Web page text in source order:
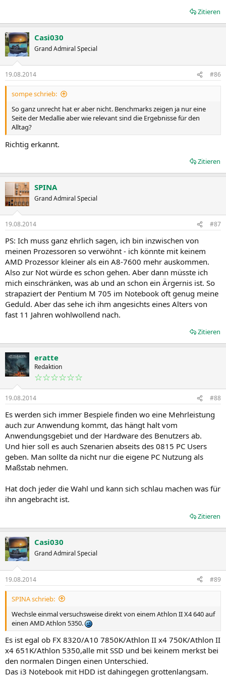
Zitieren
Casi030
Grand Admiral Special
19.08.2014 #86
sompe schrieb:
So ganz unrecht hat er aber nicht. Benchmarks zeigen ja nur eine
Seite der Medallie aber wie relevant sind die Ergebnisse für den
Alltag?
Richtig erkannt.
Zitieren
SPINA
Grand Admiral Special
19.08.2014 #87
PS: Ich muss ganz ehrlich sagen, ich bin inzwischen von
meinen Prozessoren so verwöhnt - ich könnte mit keinem
AMD Prozessor kleiner als ein A8-7600 mehr auskommen.
Also zur Not würde es schon gehen. Aber dann müsste ich
mich einschränken, was ab und an schon ein Ärgernis ist. So
strapaziert der Pentium M 705 im Notebook oft genug meine
Geduld. Aber das sehe ich ihm angesichts eines Alters von
fast 11 Jahren wohlwollend nach.
Zitieren
eratte
Redaktion
☆☆☆☆☆☆
19.08.2014 #88
Es werden sich immer Bespiele finden wo eine Mehrleistung
auch zur Anwendung kommt, das hängt halt vom
Anwendungsgebiet und der Hardware des Benutzers ab.
Und hier soll es auch Szenarien abseits des 0815 PC Users
geben. Man sollte da nicht nur die eigene PC Nutzung als
Maßstab nehmen.
Hat doch jeder die Wahl und kann sich schlau machen was für
ihn angebracht ist.
Zitieren
Casi030
Grand Admiral Special
19.08.2014 #89
SPINA schrieb:
Wechsle einmal versuchsweise direkt von einem Athlon II X4 640 auf
einen AMD Athlon 5350.
Es ist egal ob FX 8320/A10 7850K/Athlon II x4 750K/Athlon II
x4 651K/Athlon 5350,alle mit SSD und bei keinem merkst bei
den normalen Dingen einen Unterschied.
Das i3 Notebook mit HDD ist dahingegen grottenlangsam.